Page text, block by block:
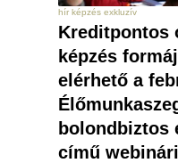
hír képzés exkluzív
Kreditpontos
képzés
elérhető a
bolondbiztos
című